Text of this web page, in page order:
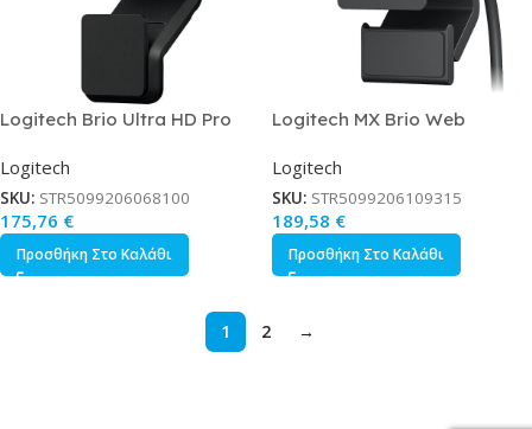
Logitech Brio Ultra HD Pro
Autofocus
Logitech
SKU: STR5099206068100
175,76 €
Προσθήκη Στο Καλάθι
Logitech MX Brio Web
Logitech
SKU: STR5099206109315
189,58 €
Προσθήκη Στο Καλάθι
1 2 →